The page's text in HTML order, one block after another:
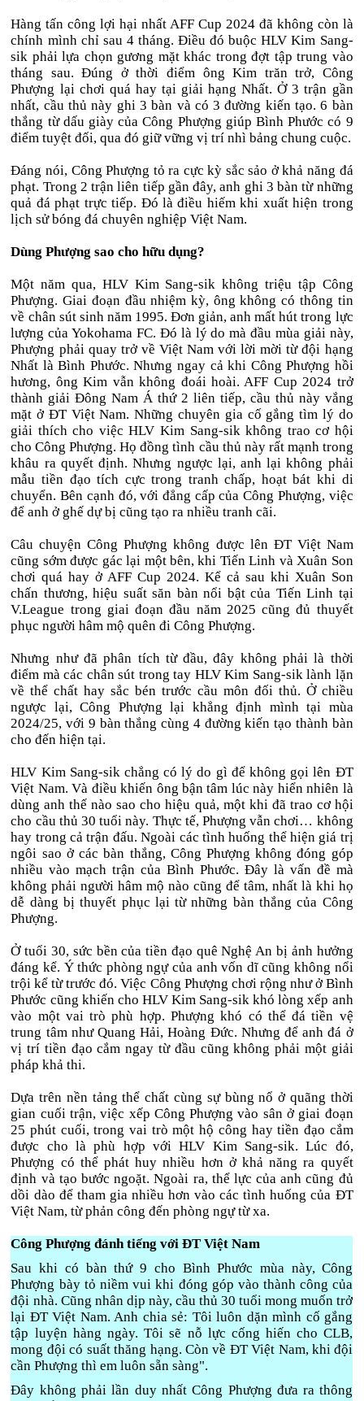
Hàng tấn công lợi hại nhất AFF Cup 2024 đã không còn là
chính mình chỉ sau 4 tháng. Điều đó buộc HLV Kim Sang-
sik phải lựa chọn gương mặt khác trong đợt tập trung vào
tháng sau. Đúng ở thời điểm ông Kim trăn trở, Công
Phượng lại chơi quá hay tại giải hạng Nhất. Ở 3 trận gần
nhất, cầu thủ này ghi 3 bàn và có 3 đường kiến tạo. 6 bàn
thắng từ dấu giày của Công Phượng giúp Bình Phước có 9
điểm tuyệt đối, qua đó giữ vững vị trí nhì bảng chung cuộc.
Đáng nói, Công Phượng tỏ ra cực kỳ sắc sảo ở khả năng đá
phạt. Trong 2 trận liên tiếp gần đây, anh ghi 3 bàn từ những
quả đá phạt trực tiếp. Đó là điều hiếm khi xuất hiện trong
lịch sử bóng đá chuyên nghiệp Việt Nam.
Dùng Phượng sao cho hữu dụng?
Một năm qua, HLV Kim Sang-sik không triệu tập Công
Phượng. Giai đoạn đầu nhiệm kỳ, ông không có thông tin
về chân sút sinh năm 1995. Đơn giản, anh mất hút trong lực
lượng của Yokohama FC. Đó là lý do mà đầu mùa giải này,
Phượng phải quay trở về Việt Nam với lời mời từ đội hạng
Nhất là Bình Phước. Nhưng ngay cả khi Công Phượng hồi
hương, ông Kim vẫn không đoái hoài. AFF Cup 2024 trở
thành giải Đông Nam Á thứ 2 liên tiếp, cầu thủ này vắng
mặt ở ĐT Việt Nam. Những chuyên gia cố gắng tìm lý do
giải thích cho việc HLV Kim Sang-sik không trao cơ hội
cho Công Phượng. Họ đồng tình cầu thủ này rất mạnh trong
khâu ra quyết định. Nhưng ngược lại, anh lại không phải
mẫu tiền đạo tích cực trong tranh chấp, hoạt bát khi di
chuyển. Bên cạnh đó, với đẳng cấp của Công Phượng, việc
để anh ở ghế dự bị cũng tạo ra nhiều tranh cãi.
Câu chuyện Công Phượng không được lên ĐT Việt Nam
cũng sớm được gác lại một bên, khi Tiến Linh và Xuân Son
chơi quá hay ở AFF Cup 2024. Kể cả sau khi Xuân Son
chấn thương, hiệu suất săn bàn nổi bật của Tiến Linh tại
V.League trong giai đoạn đầu năm 2025 cũng đủ thuyết
phục người hâm mộ quên đi Công Phượng.
Nhưng như đã phân tích từ đầu, đây không phải là thời
điểm mà các chân sút trong tay HLV Kim Sang-sik lành lặn
về thể chất hay sắc bén trước cầu môn đối thủ. Ở chiều
ngược lại, Công Phượng lại khẳng định mình tại mùa
2024/25, với 9 bàn thắng cùng 4 đường kiến tạo thành bàn
cho đến hiện tại.
HLV Kim Sang-sik chẳng có lý do gì để không gọi lên ĐT
Việt Nam. Và điều khiến ông bận tâm lúc này hiển nhiên là
dùng anh thế nào sao cho hiệu quả, một khi đã trao cơ hội
cho cầu thủ 30 tuổi này. Thực tế, Phượng vẫn chơi… không
hay trong cả trận đấu. Ngoài các tình huống thể hiện giá trị
ngôi sao ở các bàn thắng, Công Phượng không đóng góp
nhiều vào mạch trận của Bình Phước. Đây là vấn đề mà
không phải người hâm mộ nào cũng để tâm, nhất là khi họ
dễ dàng bị thuyết phục lại từ những bàn thắng của Công
Phượng.
Ở tuổi 30, sức bền của tiền đạo quê Nghệ An bị ảnh hưởng
đáng kể. Ý thức phòng ngự của anh vốn dĩ cũng không nổi
trội kể từ trước đó. Việc Công Phượng chơi rộng như ở Bình
Phước cũng khiến cho HLV Kim Sang-sik khó lòng xếp anh
vào một vai trò phù hợp. Phượng khó có thể đá tiền vệ
trung tâm như Quang Hải, Hoàng Đức. Nhưng để anh đá ở
vị trí tiền đạo cắm ngay từ đầu cũng không phải một giải
pháp khả thi.
Dựa trên nền tảng thể chất cùng sự bùng nổ ở quãng thời
gian cuối trận, việc xếp Công Phượng vào sân ở giai đoạn
25 phút cuối, trong vai trò một hộ công hay tiền đạo cắm
được cho là phù hợp với HLV Kim Sang-sik. Lúc đó,
Phượng có thể phát huy nhiều hơn ở khả năng ra quyết
định và tạo bước ngoặt. Ngoài ra, thể lực của anh cũng đủ
dồi dào để tham gia nhiều hơn vào các tình huống của ĐT
Việt Nam, từ phản công đến phòng ngự từ xa.
Công Phượng đánh tiếng với ĐT Việt Nam
Sau khi có bàn thứ 9 cho Bình Phước mùa này, Công
Phượng bày tỏ niềm vui khi đóng góp vào thành công của
đội nhà. Cũng nhân dịp này, cầu thủ 30 tuổi mong muốn trở
lại ĐT Việt Nam. Anh chia sẻ: Tôi luôn dặn mình cố gắng
tập luyện hàng ngày. Tôi sẽ nỗ lực cống hiến cho CLB,
mong đội có suất thăng hạng. Còn về ĐT Việt Nam, khi đội
cần Phượng thì em luôn sẵn sàng".
Đây không phải lần duy nhất Công Phượng đưa ra thông